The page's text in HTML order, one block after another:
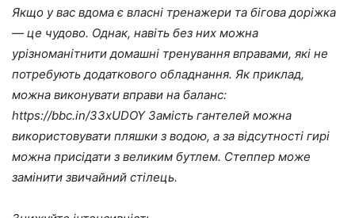
Якщо у вас вдома є власні тренажери та бігова доріжка
— це чудово. Однак, навіть без них можна
урізноманітнити домашні тренування вправами, які не
потребують додаткового обладнання. Як приклад,
можна виконувати вправи на баланс:
https://bbc.in/33xUDOY Замість гантелей можна
використовувати пляшки з водою, а за відсутності гирі
можна присідати з великим бутлем. Степпер може
замінити звичайний стілець.